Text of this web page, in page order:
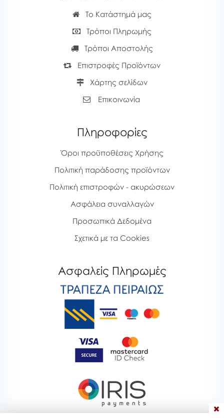
Το Κατάστημά μας
Τρόποι Πληρωμής
Τρόποι Αποστολής
Επιστροφές Προϊόντων
Χάρτης σελίδων
Επικοινωνία
Πληροφορίες
Όροι προϋποθέσεις Χρήσης
Πολιτική παράδοσης προϊόντων
Πολιτική επιστροφών - ακυρώσεων
Ασφάλεια συναλλαγών
Προσωπικά Δεδομένα
Σχετικά με τα Cookies
Ασφαλείς Πληρωμές